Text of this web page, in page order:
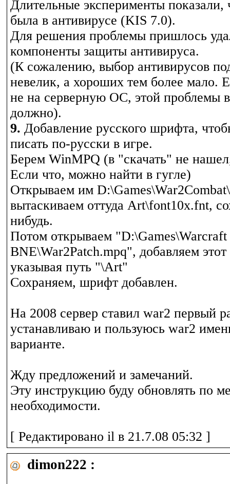
Длительные эксперименты показали,
была в антивирусе (KIS 7.0).
Для решения проблемы пришлось
компоненты защиты антивируса.
(К сожалению, выбор антивирусов
невелик, а хороших тем более мало.
не на серверную ОС, этой проблемы
должно).
9. Добавление русского шрифта,
писать по-русски в игре.
Берем WinMPQ (в "скачать" не
Если что, можно найти в гугле)
Открываем им
вытаскиваем оттуда Art\font10x.fnt,
нибудь.
Потом открываем
BNE\War2Patch.mpq", добавляем
указывая путь "\Art"
Сохраняем, шрифт добавлен.
На 2008 сервер ставил war2 первый
устанавливаю и пользуюсь war2
варианте.
Жду предложений и замечаний.
Эту инструкцию буду обновлять по
необходимости.
[ Редактировано il в 21.7.08 05:32 ]
dimon222 :